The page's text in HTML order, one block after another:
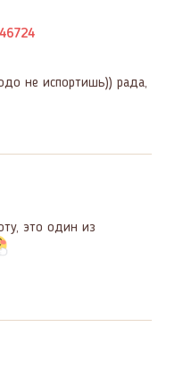
не испортишь)) рада,
это один из